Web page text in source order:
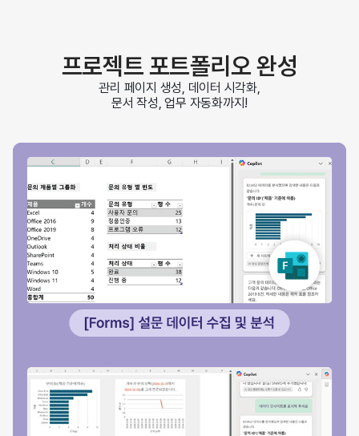
프로젝트 포트폴리오 완성
관리 페이지 생성, 데이터 시각화,
문서 작성, 업무 자동화까지!